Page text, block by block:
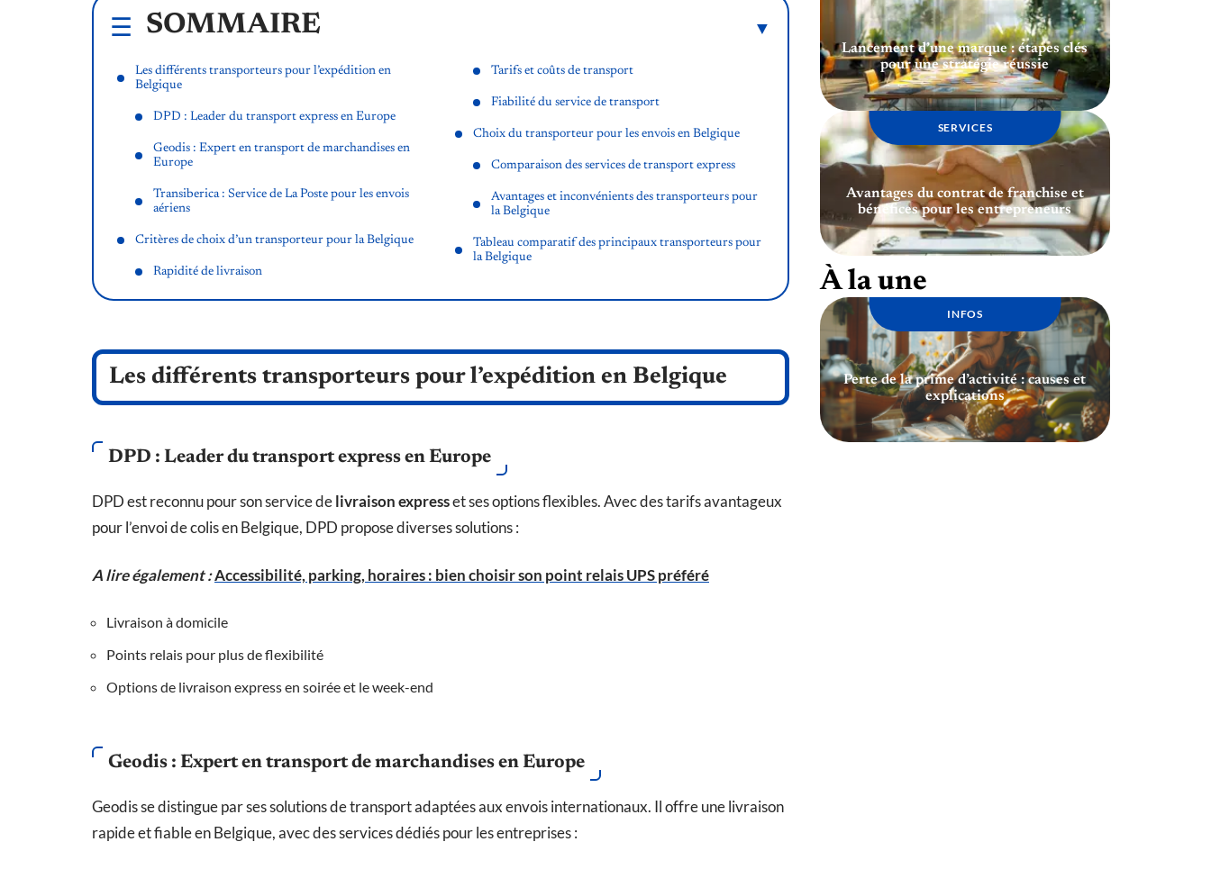
SOMMAIRE
Les différents transporteurs pour l’expédition en
Belgique
DPD : Leader du transport express en Europe
Geodis : Expert en transport de marchandises en
Europe
Transiberica : Service de La Poste pour les envois
aériens
Critères de choix d’un transporteur pour la Belgique
Rapidité de livraison
Tarifs et coûts de transport
Fiabilité du service de transport
Choix du transporteur pour les envois en Belgique
Comparaison des services de transport express
Avantages et inconvénients des transporteurs pour
la Belgique
Tableau comparatif des principaux transporteurs pour
la Belgique
Les différents transporteurs pour l’expédition en Belgique
DPD : Leader du transport express en Europe
DPD est reconnu pour son service delivraison expresset ses options flexibles. Avec des tarifs avantageux
pour l’envoi de colis en Belgique, DPD propose diverses solutions :
A lire également :Accessibilité, parking, horaires : bien choisir son point relais UPS préféré
Livraison à domicile
Points relais pour plus de flexibilité
Options de livraison express en soirée et le week-end
Geodis : Expert en transport de marchandises en Europe
Geodis se distingue par ses solutions de transport adaptées aux envois internationaux. Il offre une livraison
rapide et fiable en Belgique, avec des services dédiés pour les entreprises :
Lancement d’une marque : étapes clés
pour une stratégie réussie
SERVICES
Avantages du contrat de franchise et
bénéfices pour les entrepreneurs
À la une
INFOS
Perte de la prime d’activité : causes et
explications